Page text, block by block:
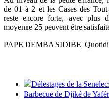
de 01 à 2 et les Cases des
reste encore forte, avec plus
moyenne 25 peuvent être
PAPE DEMBA SIDIBE,
Délestages de la
Barbecue de Djiké de